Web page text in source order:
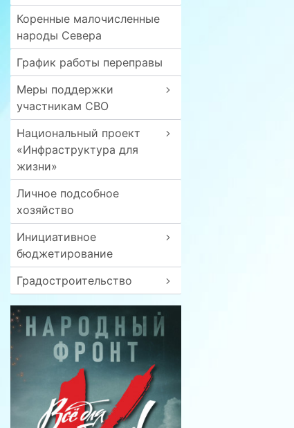
Коренные малочисленные
народы Севера
График работы переправы
Меры поддержки
участникам СВО
Национальный проект
«Инфраструктура для
жизни»
Личное подсобное
хозяйство
Инициативное
бюджетирование
Градостроительство